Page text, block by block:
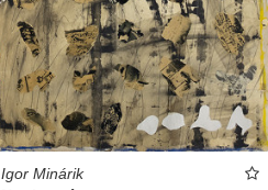
Igor Minárik